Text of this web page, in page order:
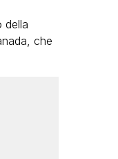
della
che